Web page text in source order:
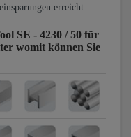
erreicht.
SE - 4230 / 50 für
womit können Sie